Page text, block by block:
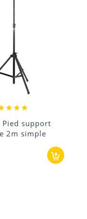
Pied support
ou...